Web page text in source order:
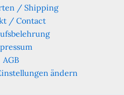
/ Shipping
/ Contact
AGB
ändern